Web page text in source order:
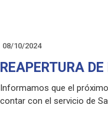
08/10/2024
REAPERTURA
Informamos que el
contar con el servicio de